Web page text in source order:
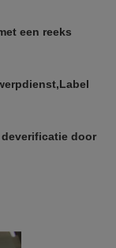
een reeks
,Label
verificatie door